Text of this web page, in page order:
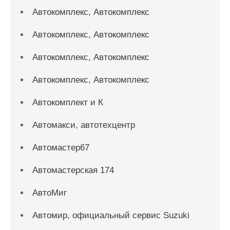
Автокомплекс, Автокомплекс
Автокомплекс, Автокомплекс
Автокомплекс, Автокомплекс
Автокомплекс, Автокомплекс
Автокомплект и К
Автомакси, автотехцентр
Автомастер67
Автомастерская 174
АвтоМиг
Автомир, официальный сервис Suzuki